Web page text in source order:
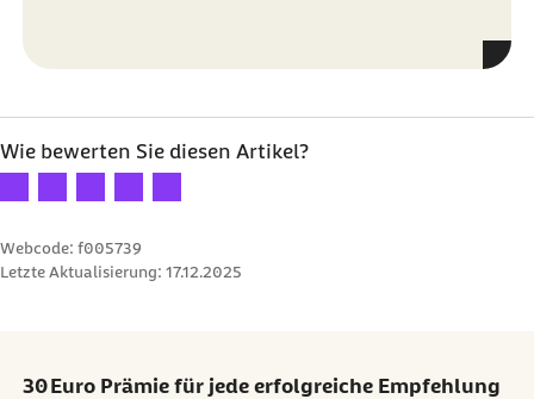
Wie bewerten Sie diesen Artikel?
Ihre Bewertung: 1 Stern
Ihre Bewertung: 2 Sterne
Ihre Bewertung: 3 Sterne
Ihre Bewertung: 4 Sterne
Ihre Bewertung: 5 Sterne
Webcode: f005739
Letzte Aktualisierung: 17.12.2025
30 Euro Prämie für jede erfolgreiche Empfehlung